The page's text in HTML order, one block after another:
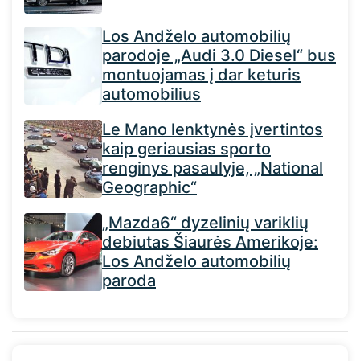
Los Andželo automobilių
parodoje „Audi 3.0 Diesel“ bus
montuojamas į dar keturis
automobilius
Le Mano lenktynės įvertintos
kaip geriausias sporto
renginys pasaulyje, „National
Geographic“
„Mazda6“ dyzelinių variklių
debiutas Šiaurės Amerikoje:
Los Andželo automobilių
paroda